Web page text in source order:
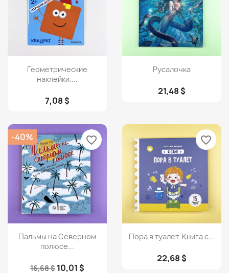
Просмотр
Геометрические
наклейки....
7,08 $
Просмотр
Русалочка
21,48 $
Просмотр
Пальмы на Северном
полюсе...
16,68 $ 10,01 $
-40% favorite_border
Просмотр
Пора в туалет. Книга с...
22,68 $
favorite_border